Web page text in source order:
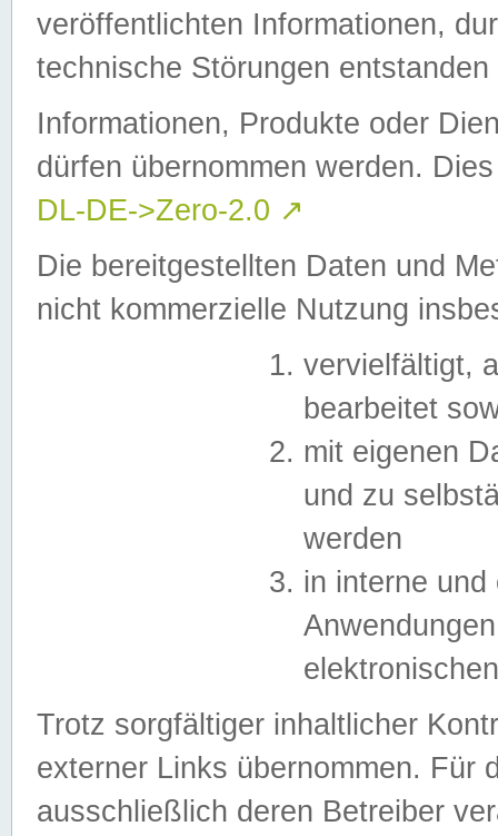
veröffentlichten Informationen,
technische Störungen
Informationen, Produkte oder
dürfen übernommen werden.
DL-DE->Zero-2.0 ↗
Die bereitgestellten Daten und
nicht kommerzielle Nutzung
vervielfältigt,
bearbeitet
mit eigenen
und zu
werden
in interne
Trotz sorgfältiger inhaltlicher
externer Links übernommen. Für
ausschließlich deren Betreiber